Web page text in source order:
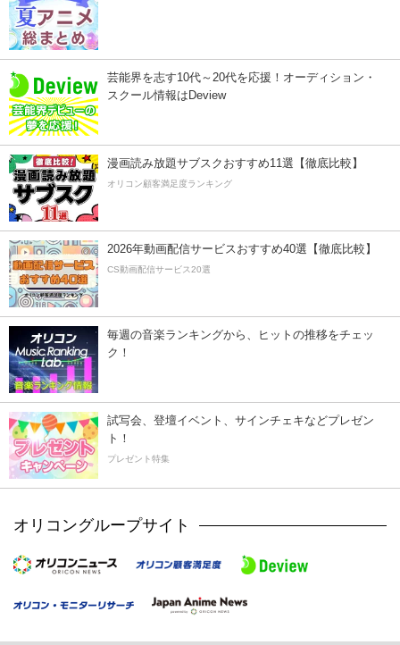
芸能界を志す10代～20代を応援！オーディション・
スクール情報はDeview
漫画読み放題サブスクおすすめ11選【徹底比較】
オリコン顧客満足度ランキング
2026年動画配信サービスおすすめ40選【徹底比較】
CS動画配信サービス20選
毎週の音楽ランキングから、ヒットの推移をチェッ
ク！
試写会、登壇イベント、サインチェキなどプレゼン
ト！
プレゼント特集
オリコングループサイト